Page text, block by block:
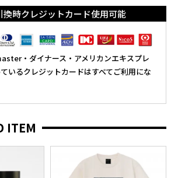
換時クレジットカード使用可能
・ダイナース・アメリカンエキスプレ
いるクレジットカードはすべてご利用にな
ITEM